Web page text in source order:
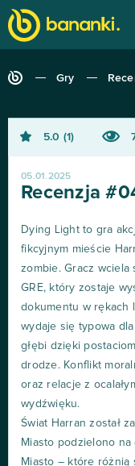
Gry
5.0 1
05.01.2025
Recenzja
Dying Light to gra
fikcyjnym mieście
zombie. Gracz wciela
GRE, który zostaje
dokumentu w rękach
wydaje się typowa
głębi dzięki
drodze. Konflikt
oraz relacje z
wydźwięku.
Świat Harran został
Miasto podzielono
Miasto – które różnią